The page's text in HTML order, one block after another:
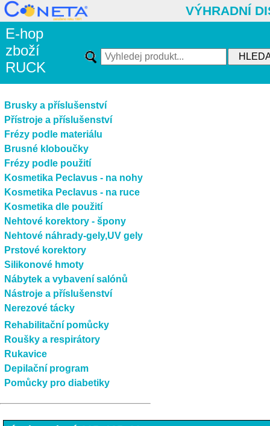
VÝHRADNÍ
E-hop
zboží
RUCK
Brusky a příslušenství
Přístroje a příslušenství
Frézy podle materiálu
Brusné kloboučky
Frézy podle použití
Kosmetika Peclavus - na nohy
Kosmetika Peclavus - na ruce
Kosmetika dle použití
Nehtové korektory - špony
Nehtové náhrady-gely,UV gely
Prstové korektory
Silikonové hmoty
Nábytek a vybavení salónů
Nástroje a příslušenství
Nerezové tácky
Rehabilitační pomůcky
Roušky a respirátory
Rukavice
Depilační program
Pomůcky pro diabetiky